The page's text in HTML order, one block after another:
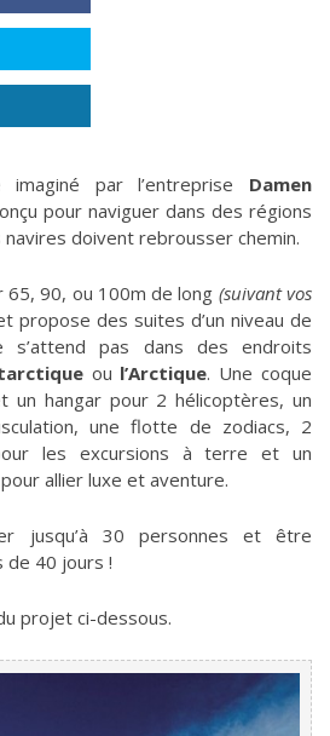
par l’entreprise Damen
pour naviguer dans des régions
doivent rebrousser chemin.
90, ou 100m de long (suivant vos
propose des suites d’un niveau de
s’attend pas dans des endroits
ou l’Arctique. Une coque
un hangar pour 2 hélicoptères, un
une flotte de zodiacs, 2
les excursions à terre et un
allier luxe et aventure.
jusqu’à 30 personnes et être
de 40 jours !
projet ci-dessous.